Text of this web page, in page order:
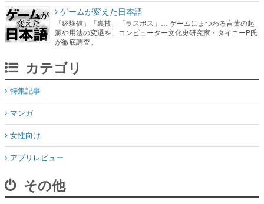
ゲームが変えた日本語
「経験値」「裏技」「ラスボス」… ゲームにまつわる言葉の起
源や用法の変遷を、コンピューター文化史研究家・タイニーP氏
が徹底調査。
カテゴリ
特集記事
マンガ
女性向け
アプリレビュー
その他